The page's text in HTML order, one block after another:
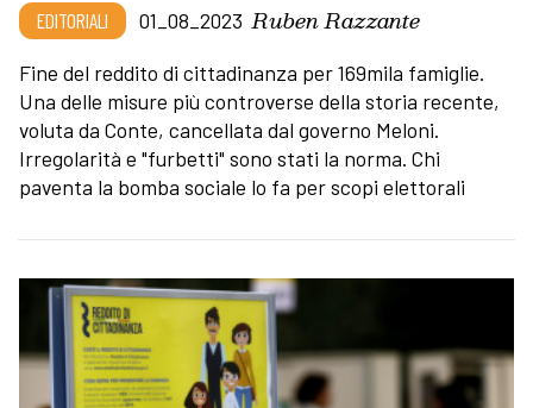
EDITORIALI 01_08_2023 Ruben Razzante
Fine del reddito di cittadinanza per 169mila famiglie.
Una delle misure più controverse della storia recente,
voluta da Conte, cancellata dal governo Meloni.
Irregolarità e "furbetti" sono stati la norma. Chi
paventa la bomba sociale lo fa per scopi elettorali